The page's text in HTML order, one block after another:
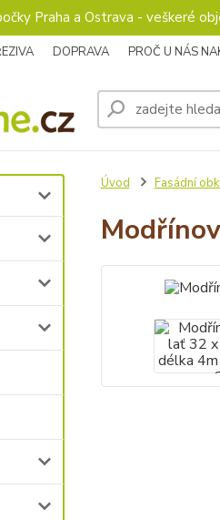
Praha a Ostrava - veškeré
DOPRAVA PROČ U NÁS
Úvod Fasádní